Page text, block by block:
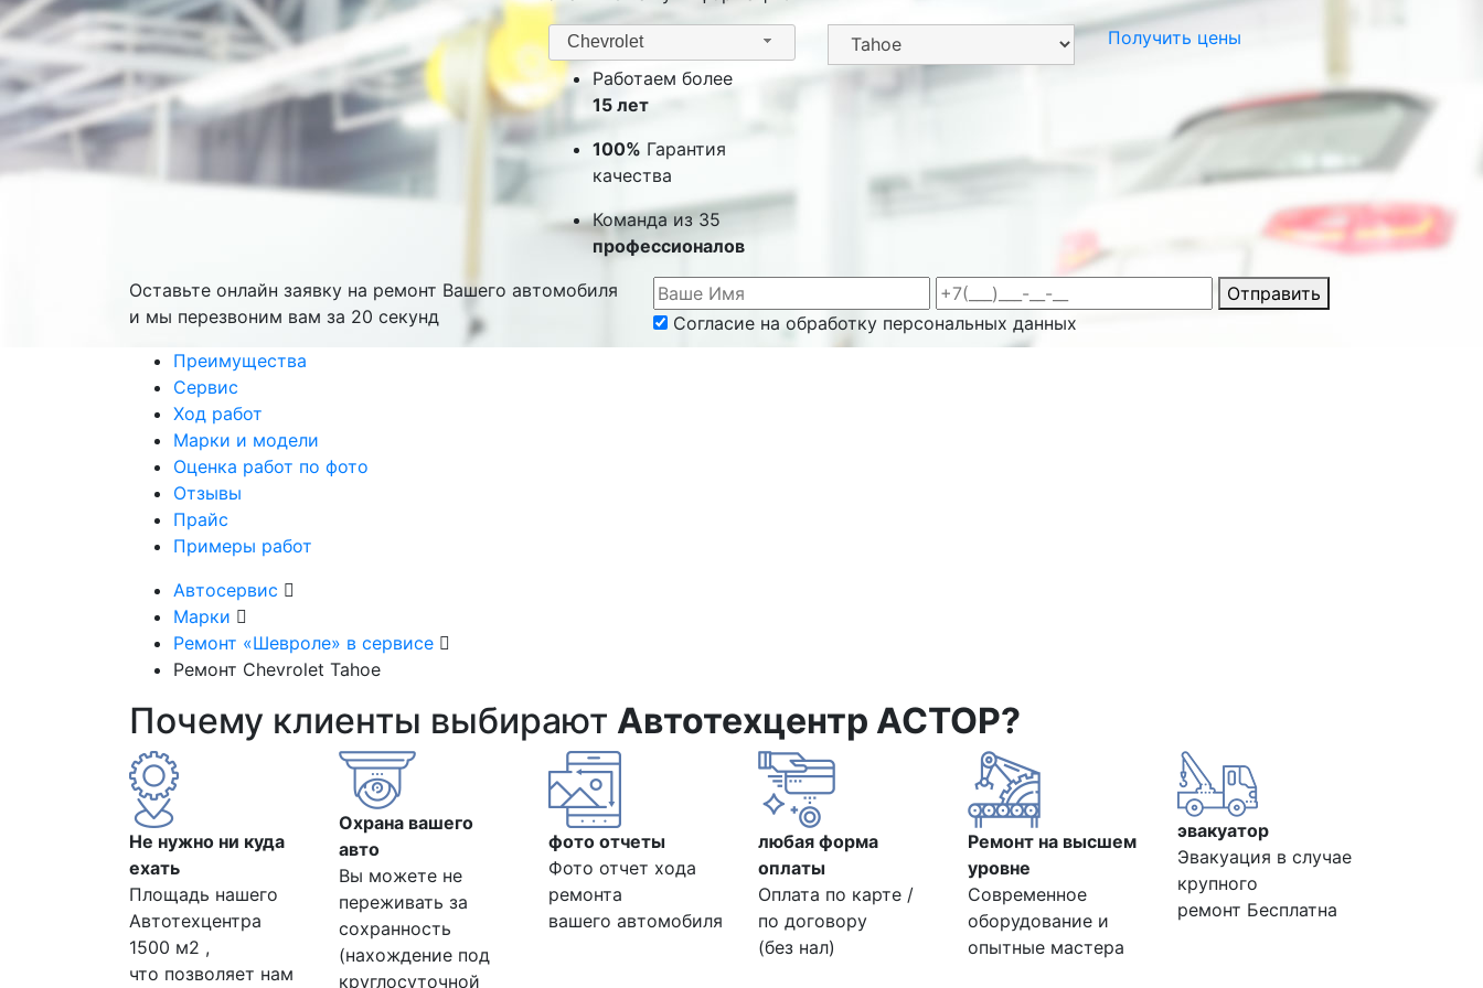
Chevrolet
Получить цены
Работаем более
15 лет
100% Гарантия
качества
Команда из 35
профессионалов
Оставьте онлайн заявку на ремонт Вашего автомобиля
и мы перезвоним вам за 20 секунд
Отправить
Согласие на обработку персональных данных
Преимущества
Сервис
Ход работ
Марки и модели
Оценка работ по фото
Отзывы
Прайс
Примеры работ
Автосервис
Марки
Ремонт «Шевроле» в сервисе
Ремонт Chevrolet Tahoe
Почему клиенты выбирают Автотехцентр АСТОР?
Не нужно ни куда
ехать
Площадь нашего
Автотехцентра
1500 м2 ,
что позволяет нам
Охрана вашего
авто
Вы можете не
переживать за
сохранность
(нахождение под
круглосуточной
фото отчеты
Фото отчет хода
ремонта
вашего автомобиля
любая форма
оплаты
Оплата по карте /
по договору
(без нал)
Ремонт на высшем
уровне
Современное
оборудование и
опытные мастера
эвакуатор
Эвакуация в случае
крупного
ремонт Бесплатна